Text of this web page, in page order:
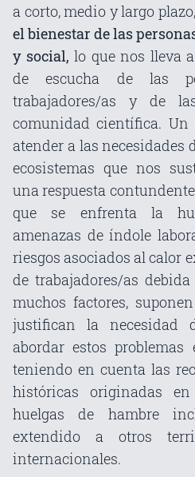
a corto, medio y largo
el bienestar de las
y social, lo que nos lleva
de escucha de las
trabajadores/as y de
comunidad científica. Un
atender a las necesidades
ecosistemas que nos
una respuesta
que se enfrenta la
amenazas de índole
riesgos asociados al calor
de trabajadores/as
muchos factores,
justifican la necesidad
abordar estos
teniendo en cuenta las
históricas originadas
huelgas de hambre
extendido a otros
internacionales.